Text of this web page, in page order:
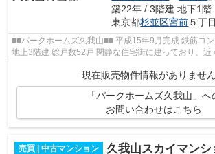
築22年 / 3階建 地下1階
東京都杉並区宮前５丁目
■■パークホームズ久我山■■ 平成15年9月完成 鉄筋コンクリート造地下1階付
地上3階建 総戸数52戸 閑静な住宅街に建っており、近くには区立小学校、最
寄り駅周辺には買い物施設も充実し...
現在販売物件情報がありません
「パークホームズ久我山」へ
お問い合わせはこちら
売買 | 中古マンション 久我山スカイマンシ